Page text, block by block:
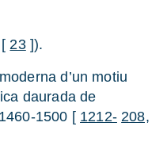
[23]).
d’un motiu
daurada de
1500 [ 1212- 208,